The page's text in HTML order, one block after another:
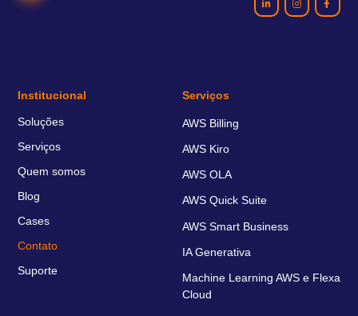
Institucional
Soluções
Serviços
Quem somos
Blog
Cases
Contato
Suporte
Serviços
AWS Billing
AWS Kiro
AWS OLA
AWS Quick Suite
AWS Smart Business
IA Generativa
Machine Learning AWS e Flexa
Cloud